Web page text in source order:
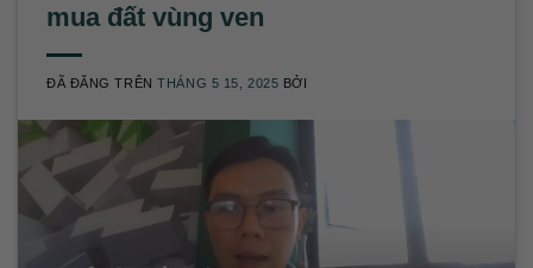
mua đất vùng ven
ĐÃ ĐĂNG TRÊNTHÁNG 5 15, 2025 BỞI